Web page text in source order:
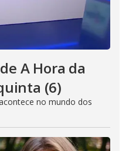
A Hora da
(6)
no mundo dos